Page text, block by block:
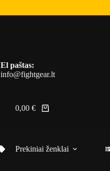
El paštas:
info@fightgear.lt
0,00€
Prekiniai ženklai